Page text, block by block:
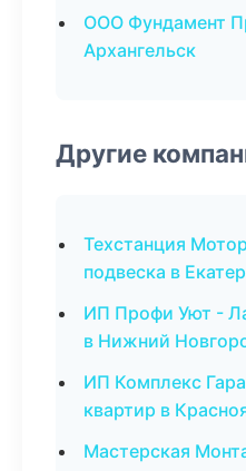
ООО Фундамент
Архангельск
Другие
Техстанция
подвеска в
ИП Профи Уют -
в Нижний
ИП Комплекс
квартир в
Мастерская